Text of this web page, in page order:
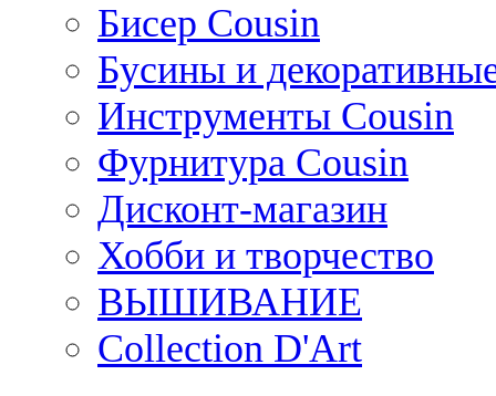
Бисер Cousin
Бусины и
Инструменты Cousin
Фурнитура Cousin
Дисконт-магазин
Хобби и творчество
ВЫШИВАНИЕ
Collection D'Art